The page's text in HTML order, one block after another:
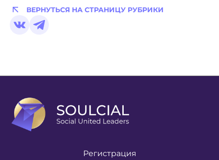
ВЕРНУТЬСЯ НА СТРАНИЦУ РУБРИКИ
Регистрация